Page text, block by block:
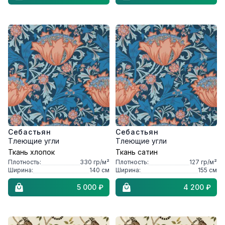
Себастьян
Тлеющие угли
Ткань хлопок
Плотность: 330 гр/м²
Ширина:
140 см
5 000 ₽
Себастьян
Тлеющие угли
Ткань сатин
Плотность: 127 гр/м²
Ширина:
155 см
4 200 ₽